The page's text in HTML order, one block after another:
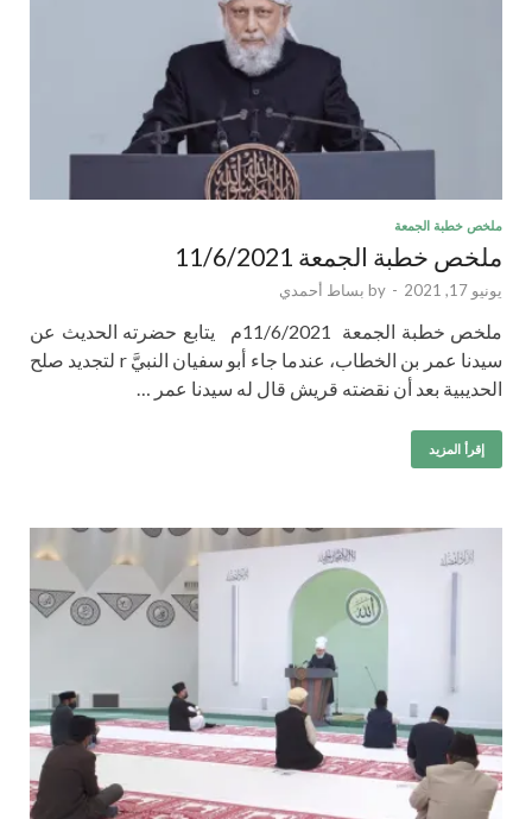
ملخص خطبة الجمعة
ملخص خطبة الجمعة 11/6/2021
يونيو 17, 2021 -
by بساط أحمدي
ملخص خطبة الجمعة 11/6/2021م يتابع حضرته الحديث عن
سيدنا عمر بن الخطاب، عندما جاء أبو سفيان النبيَّ r لتجديد صلح
الحديبية بعد أن نقضته قريش قال له سيدنا عمر …
إقرأ المزيد